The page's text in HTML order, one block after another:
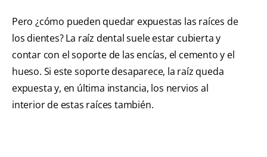
Pero ¿cómo pueden quedar expuestas las raíces de
los dientes? La raíz dental suele estar cubierta y
contar con el soporte de las encías, el cemento y el
hueso. Si este soporte desaparece, la raíz queda
expuesta y, en última instancia, los nervios al
interior de estas raíces también.